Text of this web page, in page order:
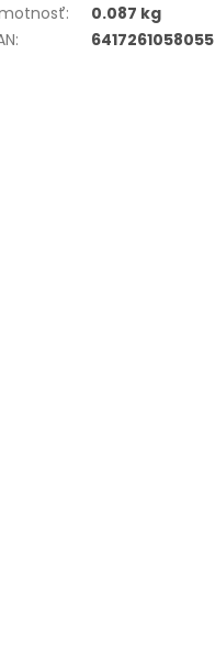
:
0.087 kg
: 6417261058055